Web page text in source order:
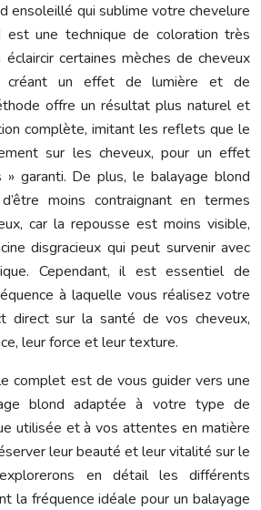
ensoleillé qui sublime votre chevelure
une technique de coloration très
certaines mèches de cheveux
créant un effet de lumière et de
offre un résultat plus naturel et
complète, imitant les reflets que le
sur les cheveux, pour un effet
» garanti. De plus, le balayage blond
moins contraignant en termes
car la repousse est moins visible,
disgracieux qui peut survenir avec
Cependant, il est essentiel de
à laquelle vous réalisez votre
direct sur la santé de vos cheveux,
leur force et leur texture.
complet est de vous guider vers une
blond adaptée à votre type de
utilisée et à vos attentes en matière
leur beauté et leur vitalité sur le
en détail les différents
la fréquence idéale pour un balayage